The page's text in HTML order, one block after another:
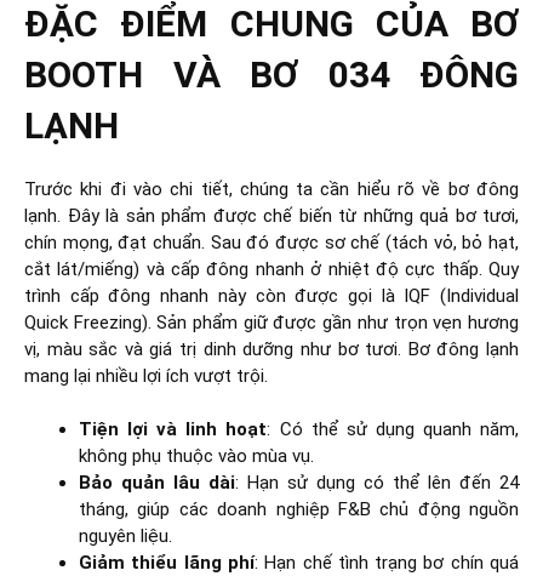
ĐẶC ĐIỂM CHUNG CỦA BƠ
BOOTH VÀ BƠ 034 ĐÔNG
LẠNH
Trước khi đi vào chi tiết, chúng ta cần hiểu rõ về bơ đông
lạnh. Đây là sản phẩm được chế biến từ những quả bơ tươi,
chín mọng, đạt chuẩn. Sau đó được sơ chế (tách vỏ, bỏ hạt,
cắt lát/miếng) và cấp đông nhanh ở nhiệt độ cực thấp. Quy
trình cấp đông nhanh này còn được gọi là IQF (Individual
Quick Freezing). Sản phẩm giữ được gần như trọn vẹn hương
vị, màu sắc và giá trị dinh dưỡng như bơ tươi. Bơ đông lạnh
mang lại nhiều lợi ích vượt trội.
Tiện lợi và linh hoạt: Có thể sử dụng quanh năm,
không phụ thuộc vào mùa vụ.
Bảo quản lâu dài: Hạn sử dụng có thể lên đến 24
tháng, giúp các doanh nghiệp F&B chủ động nguồn
nguyên liệu.
Giảm thiểu lãng phí: Hạn chế tình trạng bơ chín quá